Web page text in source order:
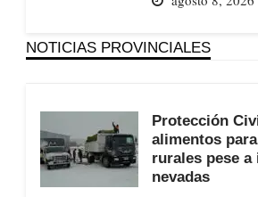
NOTICIAS PROVINCIALES
Protección
alimentos
rurales pese a
nevadas